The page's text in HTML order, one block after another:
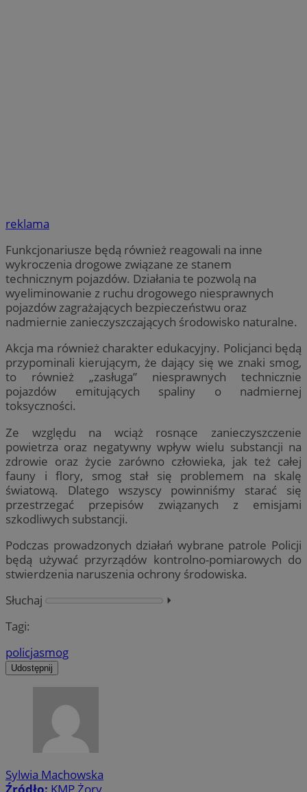
reklama
Funkcjonariusze będą również reagowali na inne
wykroczenia drogowe związane ze stanem
technicznym pojazdów. Działania te pozwolą na
wyeliminowanie z ruchu drogowego niesprawnych
pojazdów zagrażających bezpieczeństwu oraz
nadmiernie zanieczyszczających środowisko naturalne.
Akcja ma również charakter edukacyjny. Policjanci będą
przypominali kierującym, że dający się we znaki smog,
to również „zasługa” niesprawnych technicznie
pojazdów emitujących spaliny o nadmiernej
toksyczności.
Ze względu na wciąż rosnące zanieczyszczenie
powietrza oraz negatywny wpływ wielu substancji na
zdrowie oraz życie zarówno człowieka, jak też całej
fauny i flory, smog stał się problemem na skalę
światową. Dlatego wszyscy powinniśmy starać się
przestrzegać przepisów związanych z emisjami
szkodliwych substancji.
Podczas prowadzonych działań wybrane patrole Policji
będą używać przyrządów kontrolno-pomiarowych do
stwierdzenia naruszenia ochrony środowiska.
Słuchaj
⏵︎
Tagi:
policjasmog
Udostępnij
Sylwia Machowska